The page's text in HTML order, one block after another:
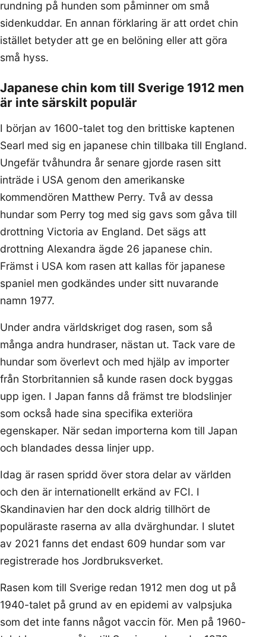
rundning på hunden som påminner om små
sidenkuddar. En annan förklaring är att ordet chin
istället betyder att ge en belöning eller att göra
små hyss.
Japanese chin kom till Sverige 1912 men
är inte särskilt populär
I början av 1600-talet tog den brittiske kaptenen
Searl med sig en japanese chin tillbaka till England.
Ungefär tvåhundra år senare gjorde rasen sitt
inträde i USA genom den amerikanske
kommendören Matthew Perry. Två av dessa
hundar som Perry tog med sig gavs som gåva till
drottning Victoria av England. Det sägs att
drottning Alexandra ägde 26 japanese chin.
Främst i USA kom rasen att kallas för japanese
spaniel men godkändes under sitt nuvarande
namn 1977.
Under andra världskriget dog rasen, som så
många andra hundraser, nästan ut. Tack vare de
hundar som överlevt och med hjälp av importer
från Storbritannien så kunde rasen dock byggas
upp igen. I Japan fanns då främst tre blodslinjer
som också hade sina specifika exteriöra
egenskaper. När sedan importerna kom till Japan
och blandades dessa linjer upp.
Idag är rasen spridd över stora delar av världen
och den är internationellt erkänd av FCI. I
Skandinavien har den dock aldrig tillhört de
populäraste raserna av alla dvärghundar. I slutet
av 2021 fanns det endast 609 hundar som var
registrerade hos Jordbruksverket.
Rasen kom till Sverige redan 1912 men dog ut på
1940-talet på grund av en epidemi av valpsjuka
som det inte fanns något vaccin för. Men på 1960-